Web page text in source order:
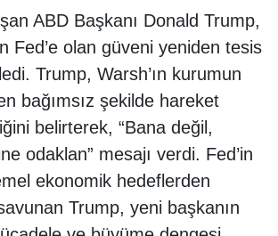
ABD Başkanı Donald Trump,
Fed’e olan güveni yeniden tesis
Trump, Warsh’ın kurumun
bağımsız şekilde hareket
belirterek, “Bana değil,
odaklan” mesajı verdi. Fed’in
ekonomik hedeflerden
Trump, yeni başkanın